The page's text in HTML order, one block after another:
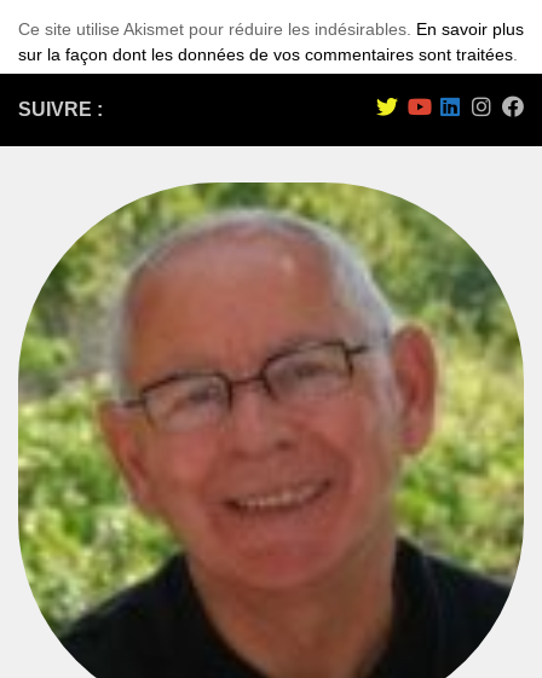
Ce site utilise Akismet pour réduire les indésirables. En savoir plus
sur la façon dont les données de vos commentaires sont traitées
SUIVRE :